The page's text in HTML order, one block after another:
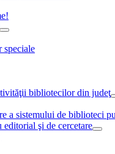
speciale
bibliotecilor din judeţ
a sistemului de biblioteci
şi de cercetare